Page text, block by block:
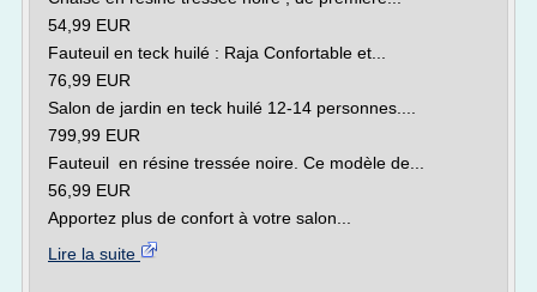
54,99 EUR
Fauteuil en teck huilé : Raja Confortable et...
76,99 EUR
Salon de jardin en teck huilé 12-14 personnes....
799,99 EUR
Fauteuil en résine tressée noire. Ce modèle de...
56,99 EUR
Apportez plus de confort à votre salon...
Lire la suite